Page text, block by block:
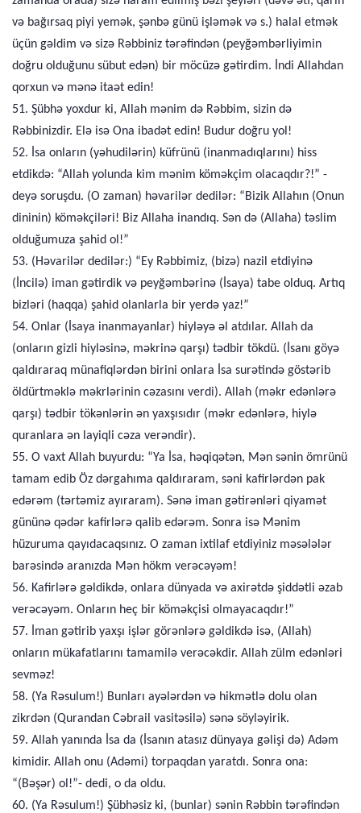
və bağırsaq piyi yemək, şənbə günü işləmək və s.) halal etmək
üçün gəldim və sizə Rəbbiniz tərəfindən (peyğəmbərliyimin
doğru olduğunu sübut edən) bir möcüzə gətirdim. İndi Allahdan
qorxun və mənə itaət edin!
51. Şübhə yoxdur ki, Allah mənim də Rəbbim, sizin də
Rəbbinizdir. Elə isə Ona ibadət edin! Budur doğru yol!
52. İsa onların (yəhudilərin) küfrünü (inanmadıqlarını) hiss
etdikdə: “Allah yolunda kim mənim köməkçim olacaqdır?!” -
deyə soruşdu. (O zaman) həvarilər dedilər: “Bizik Allahın (Onun
dininin) köməkçiləri! Biz Allaha inandıq. Sən də (Allaha) təslim
olduğumuza şahid ol!”
53. (Həvarilər dedilər:) “Ey Rəbbimiz, (bizə) nazil etdiyinə
(İncilə) iman gətirdik və peyğəmbərinə (İsaya) tabe olduq. Artıq
bizləri (haqqa) şahid olanlarla bir yerdə yaz!”
54. Onlar (İsaya inanmayanlar) hiyləyə əl atdılar. Allah da
(onların gizli hiyləsinə, məkrinə qarşı) tədbir tökdü. (İsanı göyə
qaldıraraq münafiqlərdən birini onlara İsa surətində göstərib
öldürtməklə məkrlərinin cəzasını verdi). Allah (məkr edənlərə
qarşı) tədbir tökənlərin ən yaxşısıdır (məkr edənlərə, hiylə
quranlara ən layiqli cəza verəndir).
55. O vaxt Allah buyurdu: “Ya İsa, həqiqətən, Mən sənin ömrünü
tamam edib Öz dərgahıma qaldıraram, səni kafirlərdən pak
edərəm (tərtəmiz ayıraram). Sənə iman gətirənləri qiyamət
gününə qədər kafirlərə qalib edərəm. Sonra isə Mənim
hüzuruma qayıdacaqsınız. O zaman ixtilaf etdiyiniz məsələlər
barəsində aranızda Mən hökm verəcəyəm!
56. Kafirlərə gəldikdə, onlara dünyada və axirətdə şiddətli əzab
verəcəyəm. Onların heç bir köməkçisi olmayacaqdır!”
57. İman gətirib yaxşı işlər görənlərə gəldikdə isə, (Allah)
onların mükafatlarını tamamilə verəcəkdir. Allah zülm edənləri
sevməz!
58. (Ya Rəsulum!) Bunları ayələrdən və hikmətlə dolu olan
zikrdən (Qurandan Cəbrail vasitəsilə) sənə söyləyirik.
59. Allah yanında İsa da (İsanın atasız dünyaya gəlişi də) Adəm
kimidir. Allah onu (Adəmi) torpaqdan yaratdı. Sonra ona:
“(Bəşər) ol!”- dedi, o da oldu.
60. (Ya Rəsulum!) Şübhəsiz ki, (bunlar) sənin Rəbbin tərəfindən